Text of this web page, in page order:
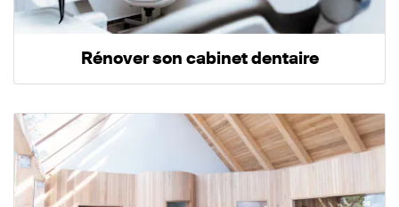
Rénover son cabinet dentaire